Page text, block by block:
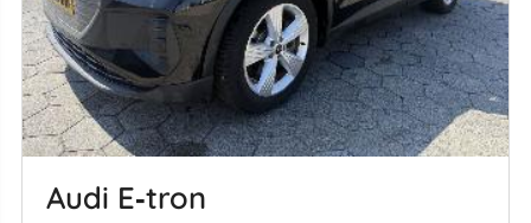
Audi E‑tron